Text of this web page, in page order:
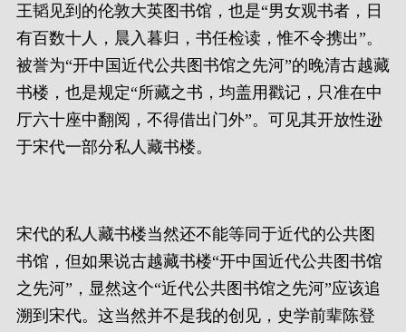
王韬见到的伦敦大英图书馆，也是“男女观书者，日
有百数十人，晨入暮归，书任检读，惟不令携出”。
被誉为“开中国近代公共图书馆之先河”的晚清古越藏
书楼，也是规定“所藏之书，均盖用戳记，只准在中
厅六十座中翻阅，不得借出门外”。可见其开放性逊
于宋代一部分私人藏书楼。
宋代的私人藏书楼当然还不能等同于近代的公共图
书馆，但如果说古越藏书楼“开中国近代公共图书馆
之先河”，显然这个“近代公共图书馆之先河”应该追
溯到宋代。这当然并不是我的创见，史学前辈陈登